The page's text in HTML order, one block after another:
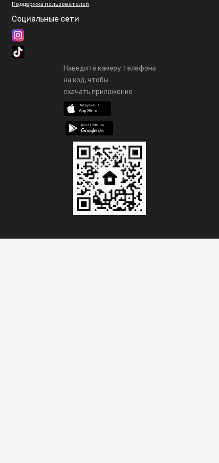
Поддержка пользователей
Социальные сети
Наведите камеру телефона
на код, чтобы
скачать приложение